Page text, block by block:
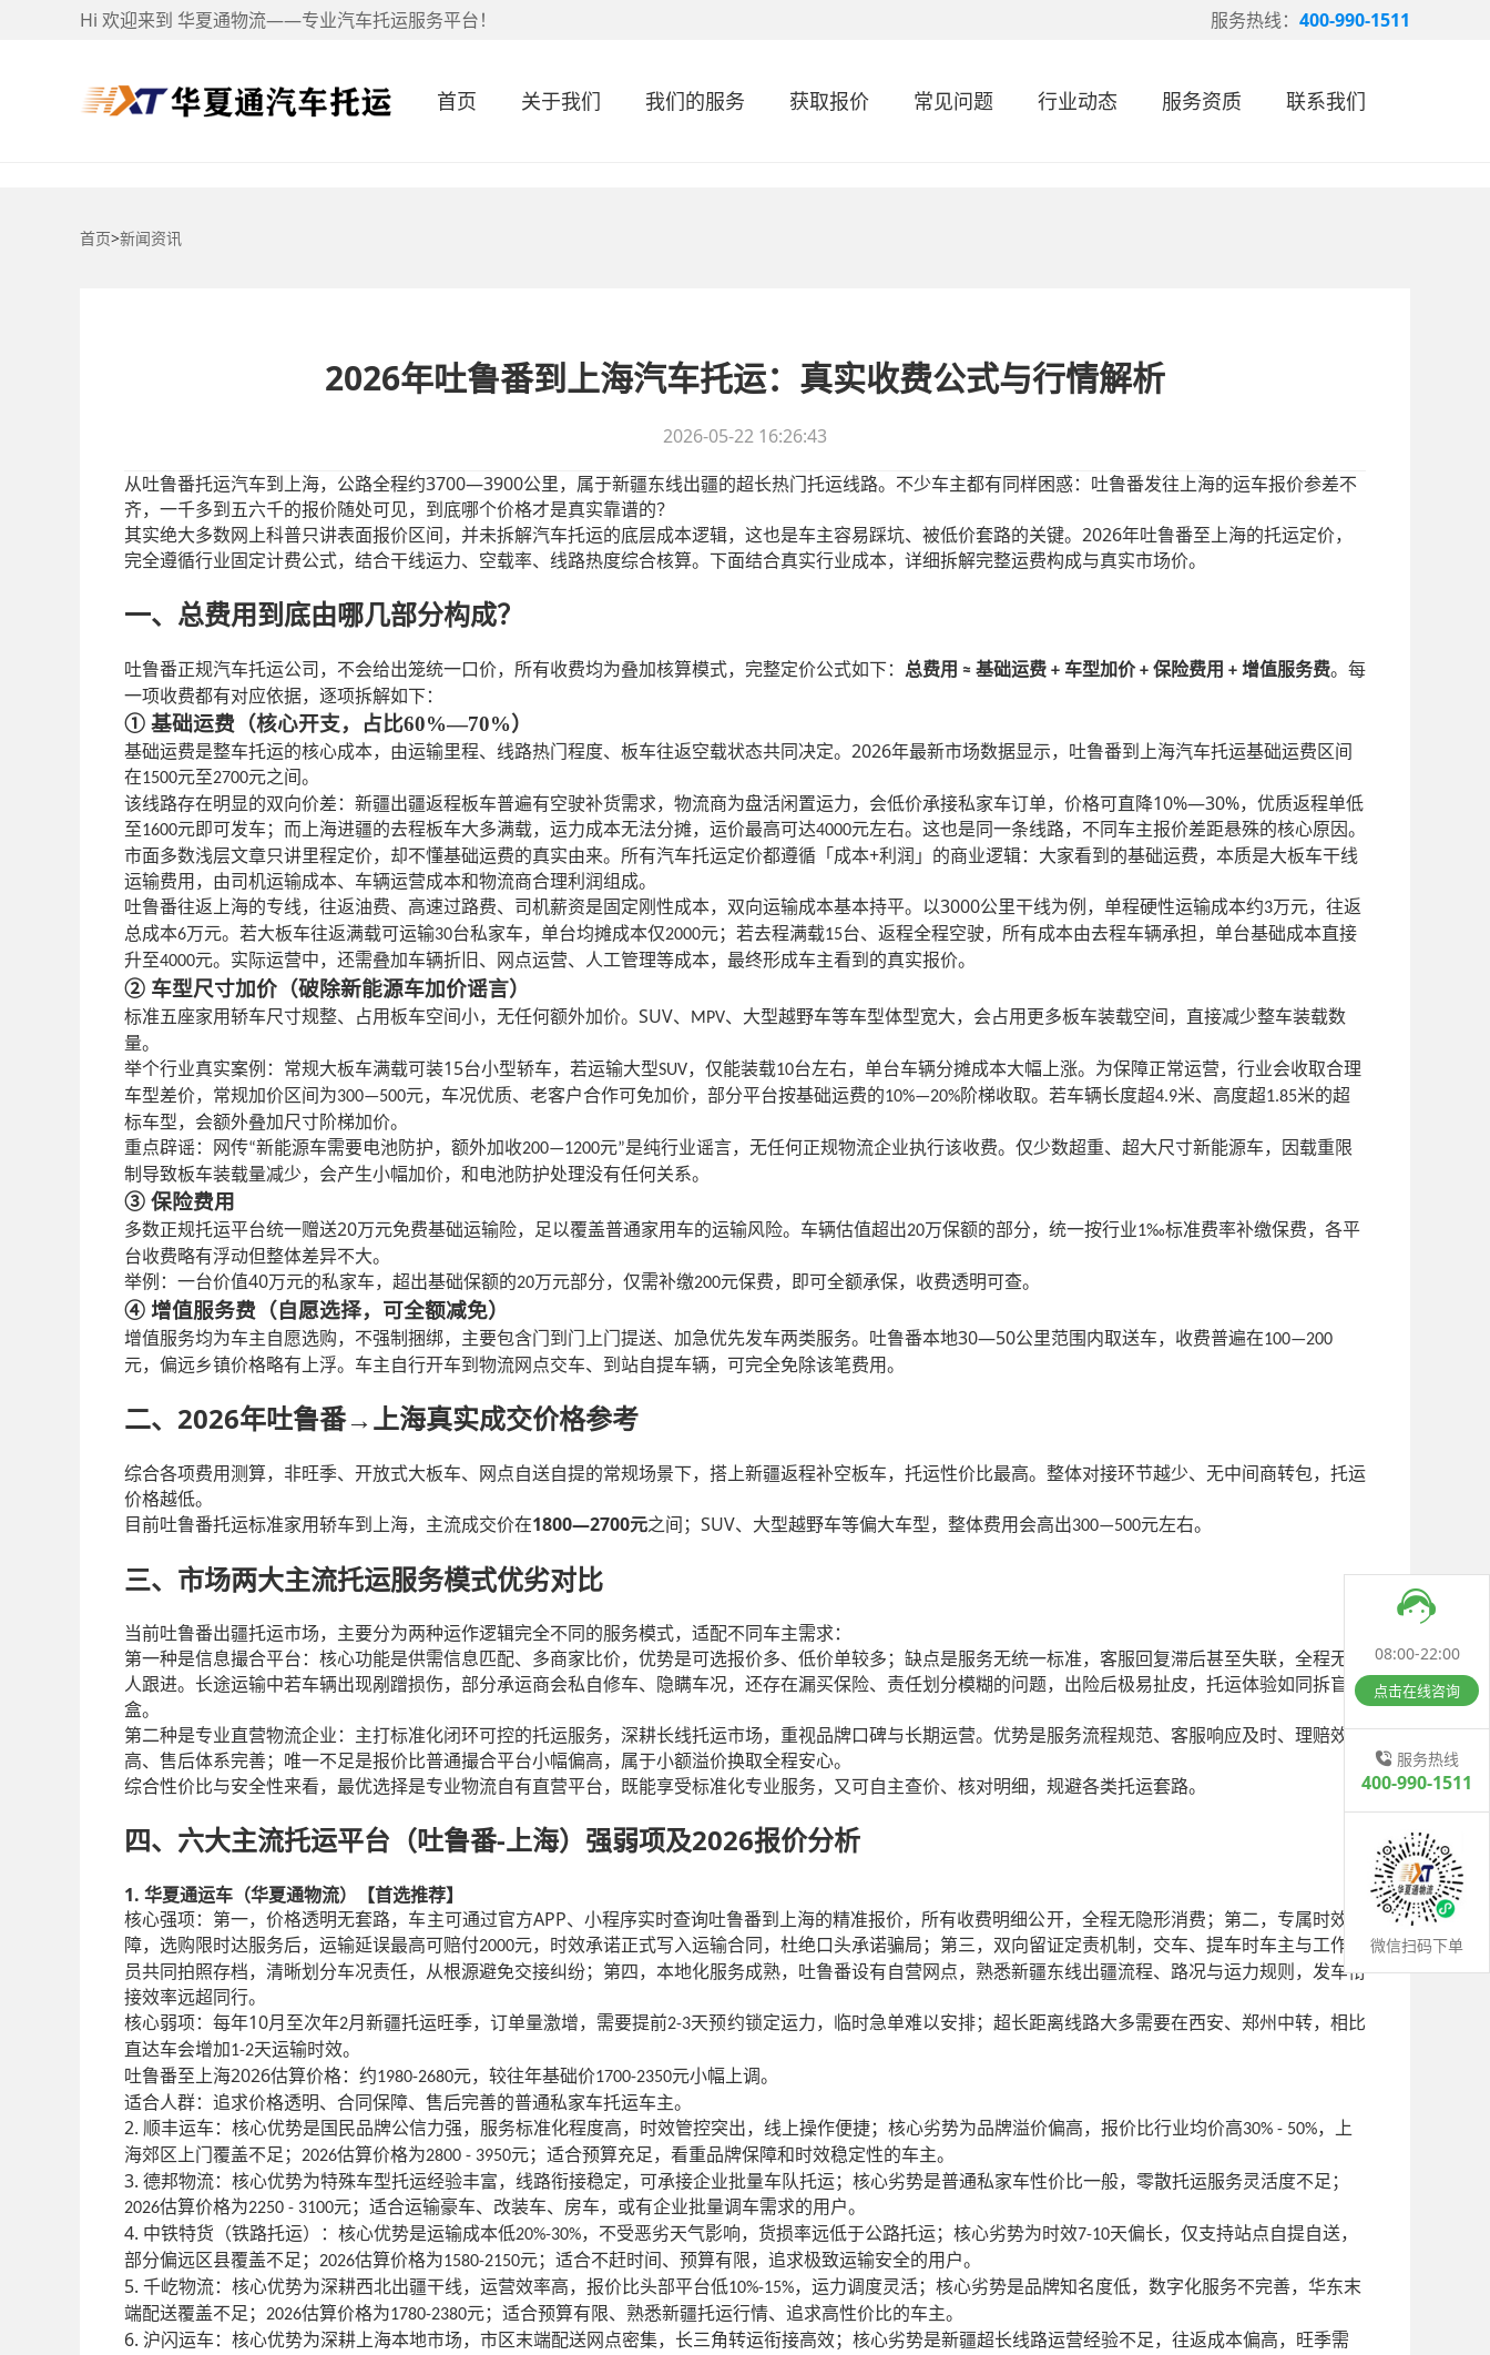
Hi 欢迎来到 华夏通物流——专业汽车托运服务平台！ 服务热线： 400-990-1511
首页 关于我们 我们的服务 获取报价 常见问题 行业动态 服务资质 联系我们
首页>新闻资讯
2026年吐鲁番到上海汽车托运：真实收费公式与行情解析
2026-05-22 16:26:43
从吐鲁番托运汽车到上海，公路全程约3700—3900公里，属于新疆东线出疆的超长热门托运线路。不少车主都有同样困惑：吐鲁番发往上海的运车报价参差不
齐，一千多到五六千的报价随处可见，到底哪个价格才是真实靠谱的？
其实绝大多数网上科普只讲表面报价区间，并未拆解汽车托运的底层成本逻辑，这也是车主容易踩坑、被低价套路的关键。 2026年吐鲁番至上海的托运定价，
完全遵循行业固定计费公式，结合干线运力、空载率、线路热度综合核算。下面结合真实行业成本，详细拆解完整运费构成与真实市场价。
一、总费用到底由哪几部分构成？
吐鲁番正规汽车托运公司，不会给出笼统一口价，所有收费均为叠加核算模式，完整定价公式如下： 总费用 ≈ 基础运费 + 车型加价+ 保险费用 + 增值服务费。每
一项收费都有对应依据，逐项拆解如下：
① 基础运费（核心开支，占比60%—70%）
基础运费是整车托运的核心成本，由运输里程、线路热门程度、板车往返空载状态共同决定。 2026年最新市场数据显示，吐鲁番到上海汽车托运基础运费区间
在1500元至2700元之间。
该线路存在明显的双向价差：新疆出疆返程板车普遍有空驶补货需求，物流商为盘活闲置运力，会低价承接私家车订单，价格可直降10%—30%，优质返程单低
至1600元即可发车；而上海进疆的去程板车大多满载，运力成本无法分摊，运价最高可达4000元左右。这也是同一条线路，不同车主报价差距悬殊的核心原因。
市面多数浅层文章只讲里程定价，却不懂基础运费的真实由来。所有汽车托运定价都遵循「成本+利润」的商业逻辑：大家看到的基础运费，本质是大板车干线
运输费用，由司机运输成本、车辆运营成本和物流商合理利润组成。
吐鲁番往返上海的专线，往返油费、高速过路费、司机薪资是固定刚性成本，双向运输成本基本持平。以3000公里干线为例，单程硬性运输成本约3万元，往返
总成本6万元。若大板车往返满载可运输30台私家车，单台均摊成本仅2000元；若去程满载15台、返程全程空驶，所有成本由去程车辆承担，单台基础成本直接
升至4000元。实际运营中，还需叠加车辆折旧、网点运营、人工管理等成本，最终形成车主看到的真实报价。
② 车型尺寸加价（破除新能源车加价谣言）
标准五座家用轿车尺寸规整、占用板车空间小，无任何额外加价。 SUV、 MPV、大型越野车等车型体型宽大，会占用更多板车装载空间，直接减少整车装载数
量。
举个行业真实案例：常规大板车满载可装15台小型轿车，若运输大型SUV，仅能装载10台左右，单台车辆分摊成本大幅上涨。为保障正常运营，行业会收取合理
车型差价，常规加价区间为300—500元，车况优质、老客户合作可免加价，部分平台按基础运费的10%—20%阶梯收取。若车辆长度超4.9米、高度超1.85米的超
标车型，会额外叠加尺寸阶梯加价。
重点辟谣：网传“新能源车需要电池防护，额外加收200—1200元”是纯行业谣言，无任何正规物流企业执行该收费。仅少数超重、超大尺寸新能源车，因载重限
制导致板车装载量减少，会产生小幅加价，和电池防护处理没有任何关系。
③ 保险费用
多数正规托运平台统一赠送20万元免费基础运输险，足以覆盖普通家用车的运输风险。车辆估值超出20万保额的部分，统一按行业1‰标准费率补缴保费，各平
台收费略有浮动但整体差异不大。
举例：一台价值40万元的私家车，超出基础保额的20万元部分，仅需补缴200元保费，即可全额承保，收费透明可查。
④ 增值服务费（自愿选择，可全额减免）
增值服务均为车主自愿选购，不强制捆绑，主要包含门到门上门提送、加急优先发车两类服务。吐鲁番本地30—50公里范围内取送车，收费普遍在100—200
元，偏远乡镇价格略有上浮。车主自行开车到物流网点交车、到站自提车辆，可完全免除该笔费用。
二、 2026年吐鲁番→ 上海真实成交价格参考
综合各项费用测算，非旺季、开放式大板车、网点自送自提的常规场景下，搭上新疆返程补空板车，托运性价比最高。整体对接环节越少、无中间商转包，托运
价格越低。
目前吐鲁番托运标准家用轿车到上海，主流成交价在1800—2700元之间； SUV、大型越野车等偏大车型，整体费用会高出300—500元左右。
三、市场两大主流托运服务模式优劣对比
当前吐鲁番出疆托运市场，主要分为两种运作逻辑完全不同的服务模式，适配不同车主需求：
第一种是信息撮合平台：核心功能是供需信息匹配、多商家比价，优势是可选报价多、低价单较多；缺点是服务无统一标准，客服回复滞后甚至失联，全程无专
人跟进。长途运输中若车辆出现剐蹭损伤，部分承运商会私自修车、隐瞒车况，还存在漏买保险、责任划分模糊的问题，出险后极易扯皮，托运体验如同拆盲
盒。
第二种是专业直营物流企业：主打标准化闭环可控的托运服务，深耕长线托运市场，重视品牌口碑与长期运营。优势是服务流程规范、客服响应及时、理赔效率
高、售后体系完善；唯一不足是报价比普通撮合平台小幅偏高，属于小额溢价换取全程安心。
综合性价比与安全性来看，最优选择是专业物流自有直营平台，既能享受标准化专业服务，又可自主查价、核对明细，规避各类托运套路。
四、六大主流托运平台（吐鲁番-上海）强弱项及2026报价分析
1. 华夏通运车（华夏通物流）【首选推荐】
核心强项：第一，价格透明无套路，车主可通过官方APP、小程序实时查询吐鲁番到上海的精准报价，所有收费明细公开，全程无隐形消费；第二，专属时效保
障，选购限时达服务后，运输延误最高可赔付2000元，时效承诺正式写入运输合同，杜绝口头承诺骗局；第三，双向留证定责机制，交车、提车时车主与工作人
员共同拍照存档，清晰划分车况责任，从根源避免交接纠纷；第四，本地化服务成熟，吐鲁番设有自营网点，熟悉新疆东线出疆流程、路况与运力规则，发车衔
接效率远超同行。
核心弱项：每年10月至次年2月新疆托运旺季，订单量激增，需要提前2-3天预约锁定运力，临时急单难以安排；超长距离线路大多需要在西安、郑州中转，相比
直达车会增加1-2天运输时效。
吐鲁番至上海2026估算价格：约1980-2680元，较往年基础价1700-2350元小幅上调。
适合人群：追求价格透明、合同保障、售后完善的普通私家车托运车主。
2. 顺丰运车：核心优势是国民品牌公信力强，服务标准化程度高，时效管控突出，线上操作便捷；核心劣势为品牌溢价偏高，报价比行业均价高30% - 50%，上
海郊区上门覆盖不足； 2026估算价格为2800 - 3950元；适合预算充足，看重品牌保障和时效稳定性的车主。
3. 德邦物流：核心优势为特殊车型托运经验丰富，线路衔接稳定，可承接企业批量车队托运；核心劣势是普通私家车性价比一般，零散托运服务灵活度不足；
2026估算价格为2250 - 3100元；适合运输豪车、改装车、房车，或有企业批量调车需求的用户。
4. 中铁特货（铁路托运）：核心优势是运输成本低20%-30%，不受恶劣天气影响，货损率远低于公路托运；核心劣势为时效7-10天偏长，仅支持站点自提自送，
部分偏远区县覆盖不足； 2026估算价格为1580-2150元；适合不赶时间、预算有限，追求极致运输安全的用户。
5. 千屹物流：核心优势为深耕西北出疆干线，运营效率高，报价比头部平台低10%-15%，运力调度灵活；核心劣势是品牌知名度低，数字化服务不完善，华东末
端配送覆盖不足； 2026估算价格为1780-2380元；适合预算有限、熟悉新疆托运行情、追求高性价比的车主。
6. 沪闪运车：核心优势为深耕上海本地市场，市区末端配送网点密集，长三角转运衔接高效；核心劣势是新疆超长线路运营经验不足，往返成本偏高，旺季需
08:00-22:00
点击在线咨询
服务热线
400-990-1511
微信扫码下单